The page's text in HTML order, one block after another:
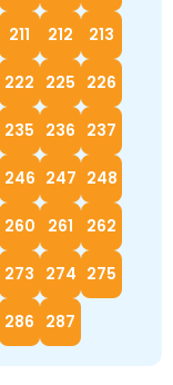
211 212 213
222 225 226
235 236 237
246 247 248
260 261 262
273 274 275
286 287